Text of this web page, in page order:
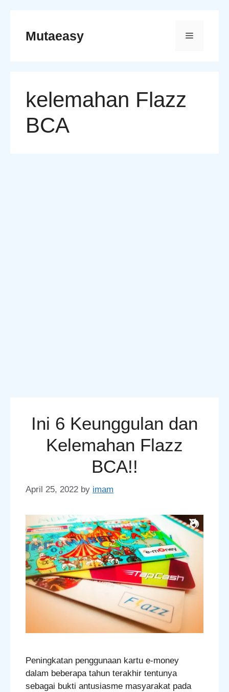
contentMutaeasy Menu
kelemahan Flazz
BCA
Ini 6 Keunggulan dan
Kelemahan Flazz
BCA!!
April 25, 2022 by imam
Peningkatan penggunaan kartu e-money
dalam beberapa tahun terakhir tentunya
sebagai bukti antusiasme masyarakat pada